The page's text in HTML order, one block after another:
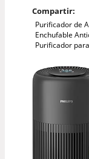
Compartir:
Purificador de
Enchufable
Purificador